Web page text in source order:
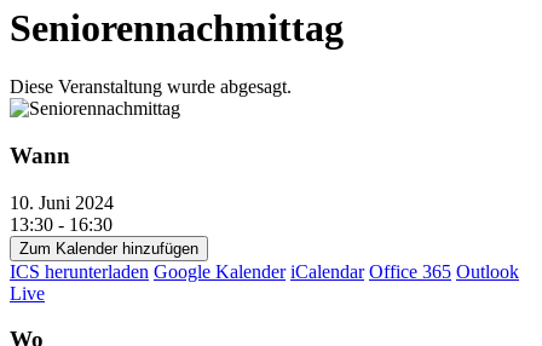
Seniorennachmittag
Diese Veranstaltung wurde abgesagt.
Wann
10. Juni 2024
13:30 - 16:30
Zum Kalender hinzufügen
ICS herunterladen Google Kalender iCalendar Office 365 Outlook
Live
Wo